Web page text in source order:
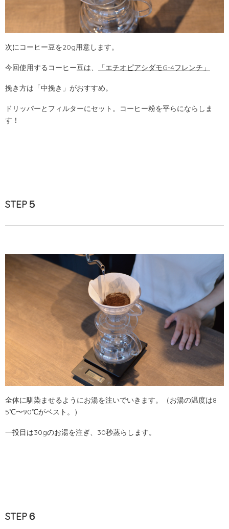
次にコーヒー豆を20g用意します。
今回使用するコーヒー豆は、 「エチオピアシダモG-4フレンチ」
挽き方は「中挽き」がおすすめ。
ドリッパーとフィルターにセット。コーヒー粉を平らにならしま
す！
STEP５
全体に馴染ませるようにお湯を注いでいきます。（お湯の温度は8
5℃〜90℃がベスト。）
一投目は30gのお湯を注ぎ、30秒蒸らします。
STEP６